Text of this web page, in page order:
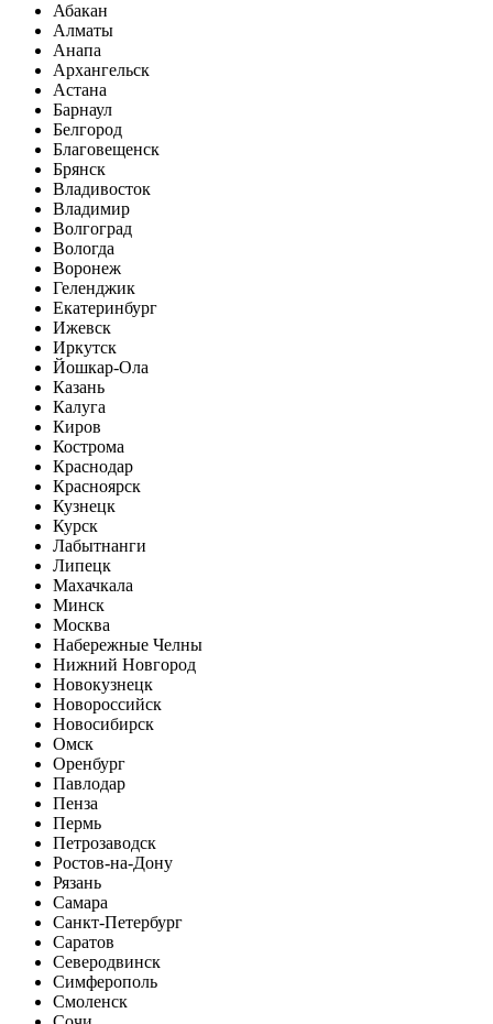
Абакан
Алматы
Анапа
Архангельск
Астана
Барнаул
Белгород
Благовещенск
Брянск
Владивосток
Владимир
Волгоград
Вологда
Воронеж
Геленджик
Екатеринбург
Ижевск
Иркутск
Йошкар-Ола
Казань
Калуга
Киров
Кострома
Краснодар
Красноярск
Кузнецк
Курск
Лабытнанги
Липецк
Махачкала
Минск
Москва
Набережные Челны
Нижний Новгород
Новокузнецк
Новороссийск
Новосибирск
Омск
Оренбург
Павлодар
Пенза
Пермь
Петрозаводск
Ростов-на-Дону
Рязань
Самара
Санкт-Петербург
Саратов
Северодвинск
Симферополь
Смоленск